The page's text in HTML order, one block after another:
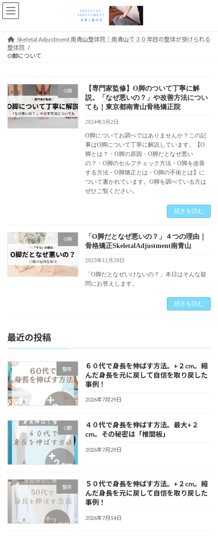
コ
ン
ナ
ビ
Skeletal Adjustment 南青山整体院｜南青山で３０年目の整体が受けられる
整体院
O脚について
O脚
【専門家監修】O脚のついて丁寧に解
説。「なぜ悪いの？」や改善方法につい
ても｜東京都南青山骨格矯正院
2024年3月2日
O脚についてお調べではありませんか？この記
事はO脚について丁寧に解説しています。【O
脚とは？・O脚の原因・O脚だとなぜ悪い
の？・O脚のセルフチェック方法・O脚を改善
する方法・O脚矯正とは・O脚の手術とは】に
ついて書かれています。O脚を調べている方は
ぜひご覧ください。
続きを読む
O脚
「O脚だとなぜ悪いの？」４つの理由｜
骨格矯正SkeletalAdjustment南青山
2023年12月29日
「O脚だとなぜいけないの？」本日はそんな疑
問にお答えします。
続きを読む
最近の投稿
整体
６０代で身長を伸ばす方法。+２cm。縮
んだ身長を元に戻して自信を取り戻した
事例！
2026年7月29日
O脚
４０代で身長を伸ばす方法。最大+２
cm。その秘密は「椎間板」
2026年7月29日
整体
５０代で身長を伸ばす方法。+２cm。縮
んだ身長を元に戻して自信を取り戻した
事例！
2026年7月14日